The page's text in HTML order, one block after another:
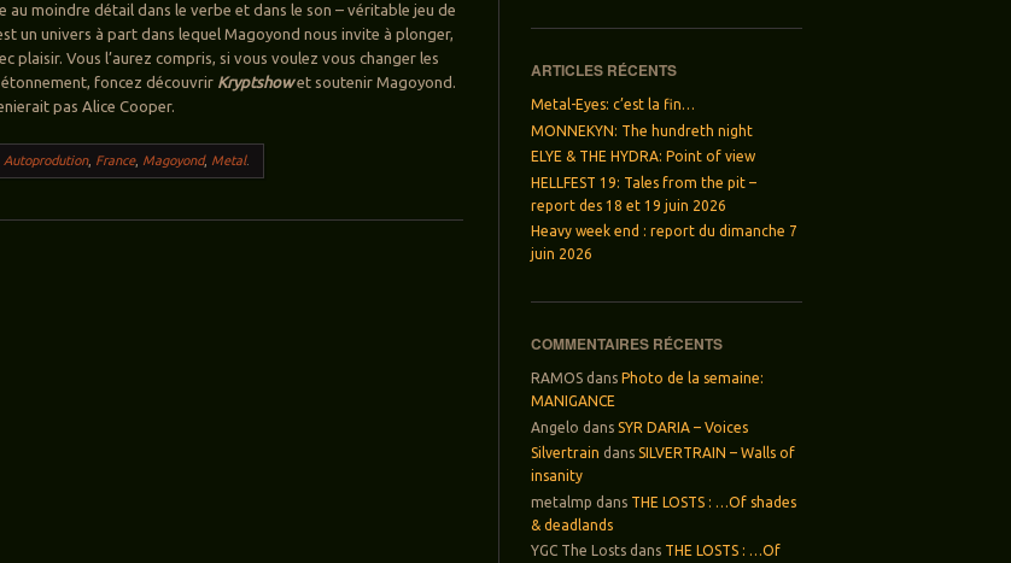
au moindre détail dans le verbe et dans le son – véritable jeu de
un univers à part dans lequel Magoyond nous invite à plonger,
plaisir. Vous l’aurez compris, si vous voulez vous changer les
foncez découvrir Kryptshowet soutenir Magoyond.
pas Alice Cooper.
Autoprodution, France, Magoyond, Metal.
ARTICLES RÉCENTS
Metal-Eyes: c’est la fin…
MONNEKYN: The hundreth night
ELYE & THE HYDRA: Point of view
HELLFEST 19: Tales from the pit –
report des 18 et 19 juin 2026
Heavy week end : report du dimanche 7
juin 2026
COMMENTAIRES RÉCENTS
RAMOS dans Photo de la semaine:
MANIGANCE
Angelo dansSYR DARIA – Voices
Silvertrain dansSILVERTRAIN – Walls of
insanity
metalmp dans THE LOSTS : …Of shades
& deadlands
YGC The Losts dans THE LOSTS : …Of